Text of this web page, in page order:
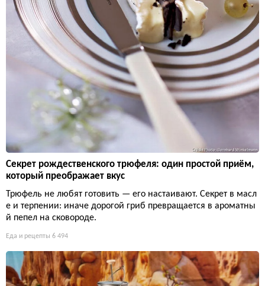
Секрет рождественского трюфеля: один простой приём,
который преображает вкус
Трюфель не любят готовить — его настаивают. Секрет в масл
е и терпении: иначе дорогой гриб превращается в ароматны
й пепел на сковороде.
Еда и рецепты 6 494